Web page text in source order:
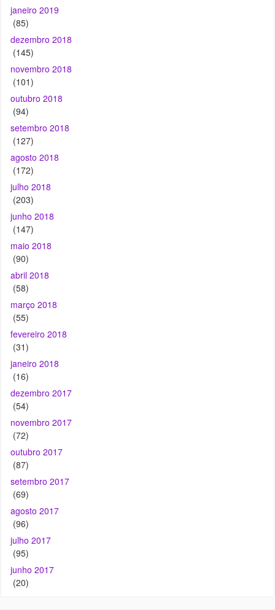
janeiro 2019
(85)
dezembro 2018
(145)
novembro 2018
(101)
outubro 2018
(94)
setembro 2018
(127)
agosto 2018
(172)
julho 2018
(203)
junho 2018
(147)
maio 2018
(90)
abril 2018
(58)
março 2018
(55)
fevereiro 2018
(31)
janeiro 2018
(16)
dezembro 2017
(54)
novembro 2017
(72)
outubro 2017
(87)
setembro 2017
(69)
agosto 2017
(96)
julho 2017
(95)
junho 2017
(20)